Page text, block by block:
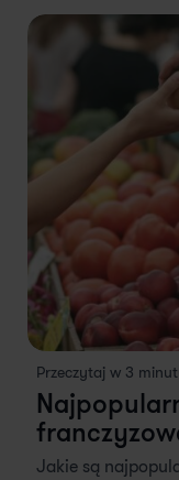
Przeczytaj w 3
Jakie są